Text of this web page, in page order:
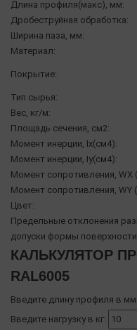
Длина профиля(макс), мм:
Дробеструйная обработка:
Ширина паза, мм:
Материал:
Покрытие:
Тип сырья:
Вес, кг/м:
Площадь сечения, см2:
Момент инерции, Ix(см4):
Момент инерции, Iy(см4):
Момент сопротивления, WX
Момент сопротивления, WY
Цвет:
Предельные отклонения
допуски формы
КАЛЬКУЛЯТОР
RAL6005
Введите длину профиля в мм:
Введите нагрузку в кг: